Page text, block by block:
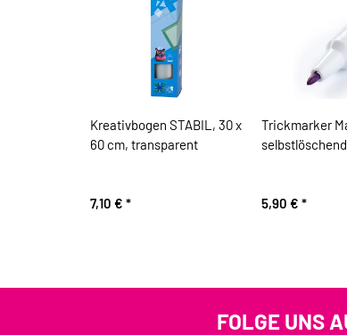
Kreativbogen STABIL, 30 x
60 cm, transparent
7,10 € *
Trickmarker
5,90 € *
FOLGE UNS